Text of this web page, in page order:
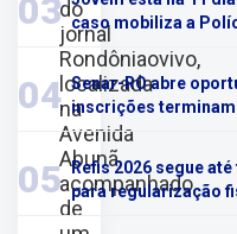
do
jornal
Rondôniaovivo,
localizada
na
Avenida
Abunã,
acompanhado
de
03 caso mobiliza a
04 Senar-RO abre
inscrições
05 Refis 2026 segue
para regularização